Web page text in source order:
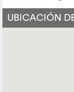
UBICACIÓN